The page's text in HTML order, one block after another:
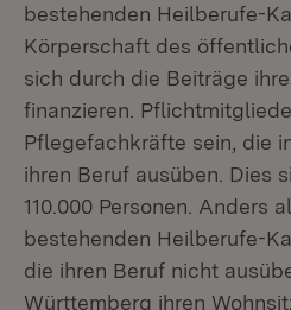
bestehenden Heilberufe-
Körperschaft des
sich durch die Beiträge
finanzieren.
Pflegefachkräfte sein, die
ihren Beruf ausüben. Dies
110.000 Personen. Anders
bestehenden Heilberufe-
die ihren Beruf nicht
Württemberg ihren